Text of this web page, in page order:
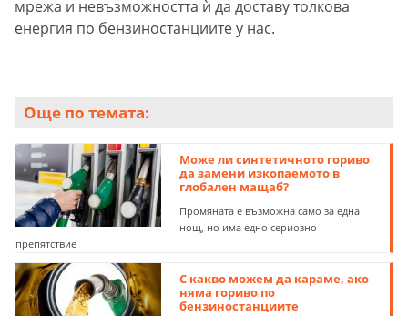
мрежа и невъзможността ѝ да доставу толкова
енергия по бензиностанциите у нас.
Още по темата:
Може ли синтетичното гориво
да замени изкопаемото в
глобален мащаб?
Промяната е възможна само за една
нощ, но има едно сериозно
препятствие
С какво можем да караме, ако
няма гориво по
бензиностанциите